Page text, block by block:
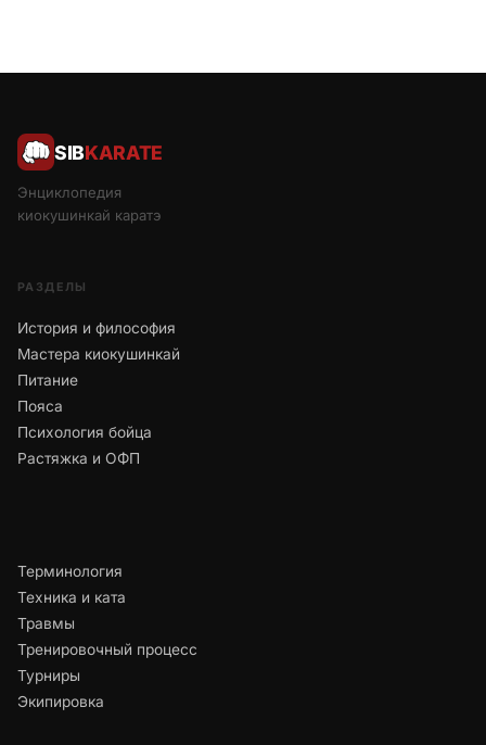
SIBKARATE
Энциклопедия
киокушинкай каратэ
РАЗДЕЛЫ
История и философия
Мастера киокушинкай
Питание
Пояса
Психология бойца
Растяжка и ОФП
Терминология
Техника и ката
Травмы
Тренировочный процесс
Турниры
Экипировка